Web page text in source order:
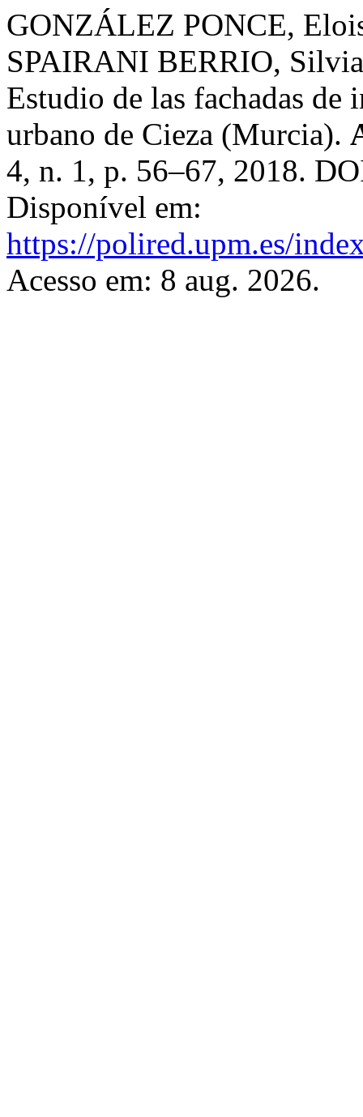
GONZÁLEZ PONCE,
SPAIRANI BERRIO,
Estudio de las fachadas de
urbano de Cieza (Murcia).
4, n. 1, p. 56–67, 2018.
Disponível em:
https://polired.upm.es/
Acesso em: 8 aug. 2026.